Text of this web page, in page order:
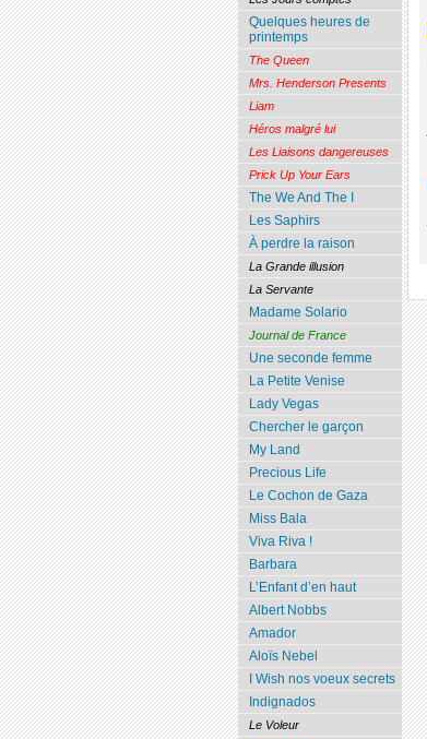
Quelques heures de
printemps
The Queen
Mrs. Henderson Presents
Liam
Héros malgré lui
Les Liaisons dangereuses
Prick Up Your Ears
The We And The I
Les Saphirs
À perdre la raison
La Grande illusion
La Servante
Madame Solario
Journal de France
Une seconde femme
La Petite Venise
Lady Vegas
Chercher le garçon
My Land
Precious Life
Le Cochon de Gaza
Miss Bala
Viva Riva !
Barbara
L’Enfant d’en haut
Albert Nobbs
Amador
Aloïs Nebel
I Wish nos voeux secrets
Indignados
Le Voleur